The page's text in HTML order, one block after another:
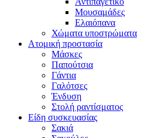
Μουσαμάδες
Ελαιόπανα
Χώματα υποστρώματα
Ατομική προστασία
Μάσκες
Παπούτσια
Γάντια
Γαλότσες
Ένδυση
Στολή ραντίσματος
Είδη συσκευασίας
Σακιά